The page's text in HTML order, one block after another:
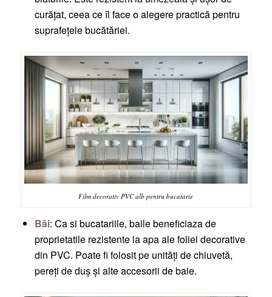
curățat, ceea ce îl face o alegere practică pentru
suprafețele bucătăriei.
Film decorativ PVC alb pentru bucatarie
Băi: Ca si bucatariile, baile beneficiaza de
proprietatile rezistente la apa ale foliei decorative
din PVC. Poate fi folosit pe unități de chiuvetă,
pereți de duș și alte accesorii de baie.